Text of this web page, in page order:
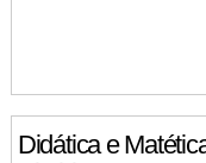
Didática e